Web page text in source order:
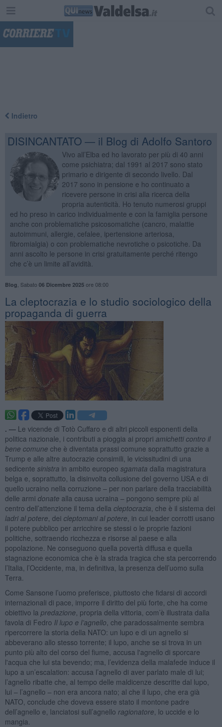
Indietro
DISINCANTATO — il Blog di Adolfo Santoro
Vivo all’Elba ed ho lavorato per più di 40 anni
come psichiatra; dal 1991 al 2017 sono stato
primario e dirigente di secondo livello. Dal
2017 sono in pensione e ho continuato a
ricevere persone in crisi alla ricerca della
propria autenticità. Ho tenuto numerosi gruppi
ed ho preso in carico individualmente e con la famiglia persone
anche con problematiche psicosomatiche (cancro, malattie
autoimmuni, allergie, cefalee, ipertensione arteriosa,
fibromialgia) o con problematiche nevrotiche o psicotiche. Da
anni ascolto le persone in crisi gratuitamente perché ritengo
che c’è un limite all’avidità.
Blog Sabato 06 Dicembre 2025ore 08:00
​La cleptocrazia e lo studio sociologico della
propaganda di guerra
. — Le vicende di Totò Cuffaro e di altri piccoli esponenti della
politica nazionale, i contributi a pioggia ai propri amichetti contro il
bene comune che è diventata prassi comune soprattutto grazie a
Trump e alle altre autocrazie consimili, le vicissitudini di una
sedicente sinistra in ambito europeo sgamata dalla magistratura
belga e, soprattutto, la disinvolta collusione del governo USA e di
quello ucraino nella corruzione – per non parlare della tracciabilità
delle armi donate alla causa ucraina – pongono sempre più al
centro dell’attenzione il tema della cleptocrazia , che è il sistema dei
ladri al potere , dei cleptomani al potere , in cui leader corrotti usano
il potere pubblico per arricchire se stessi o le proprie fazioni
politiche, sottraendo ricchezza e risorse al paese e alla
popolazione. Ne conseguono quella povertà diffusa e quella
stagnazione economica che è la strada tragica che sta percorrendo
l’Italia, l’Occidente, ma, in definitiva, la presenza dell’uomo sulla
Terra.
Come Sansone l’uomo preferisce, piuttosto che fidarsi di accordi
internazionali di pace, imporre il diritto del più forte, che ha come
obiettivo la predazione , propria della vittoria, com’è illustrata dalla
favola di Fedro Il lupo e l’agnello , che paradossalmente sembra
ripercorrere la storia della NATO: un lupo e di un agnello si
abbeverano allo stesso torrente; il lupo, anche se si trova in un
punto più alto del corso del fiume, accusa l'agnello di sporcare
l'acqua che lui sta bevendo; ma, l’evidenza della malafede induce il
lupo a un’escalation: accusa l’agnello di aver parlato male di lui;
l’agnello ribatte che, al tempo delle maldicenze descritte dal lupo,
lui – l’agnello – non era ancora nato; al che il lupo, che era già
NATO, conclude che doveva essere stato il montone padre
dell’agnello e, lanciatosi sull’agnello ragionatore , lo uccide e lo
mangia.